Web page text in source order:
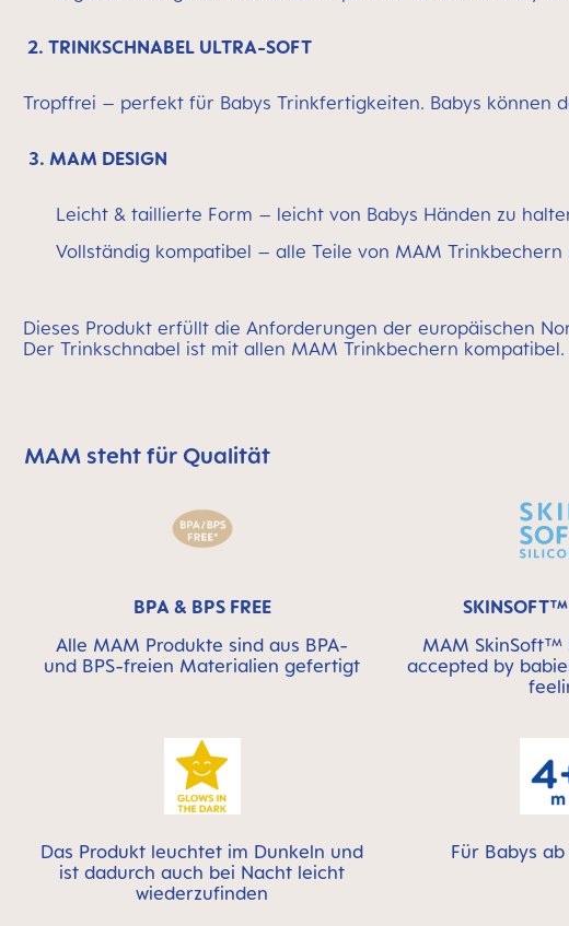
2. TRINKSCHNABEL ULTRA-SOFT
Tropffrei – perfekt für Babys Trinkfertigkeiten. Babys können
3. MAM DESIGN
Leicht & taillierte Form – leicht von Babys Händen zu
Vollständig kompatibel – alle Teile von MAM
Dieses Produkt erfüllt die Anforderungen der europäischen
Der Trinkschnabel ist mit allen MAM Trinkbechern kompatibel.
MAM überspringen bedeutet Qualitätssymbolleiste
MAM steht für Qualität
BPA & BPS FREE
Alle MAM Produkte sind aus BPA-
und BPS-freien Materialien gefertigt
SKINSOFT™
MAM SkinSoft™
accepted by
Das Produkt leuchtet im Dunkeln und
ist dadurch auch bei Nacht leicht
wiederzufinden
Für Babys